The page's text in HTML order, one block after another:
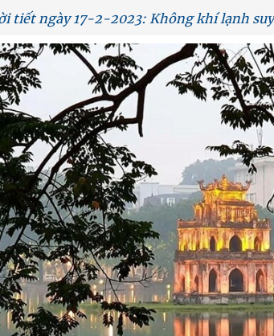
tiết ngày 17-2-2023: Không khí lạnh